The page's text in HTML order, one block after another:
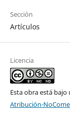
Sección
Artículos
Licencia
Esta obra está
Atribución-